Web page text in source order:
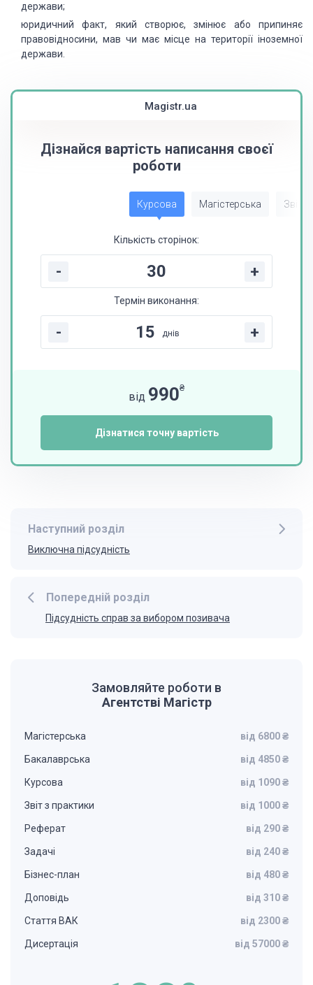
держави;
юридичний факт, який створює, змінює або припиняє
правовідносини, мав чи має місце на території іноземної
держави.
Magistr.ua
Дізнайся вартість написання своєї
роботи
Курсова Магістерська Звіт
Кількість сторінок:
- +
Термін виконання:
- днів +
від 990₴
Дізнатися точну вартість
Попередній розділ
Підсудність справ за вибором позивача
Наступний розділ
Виключна підсудність
Замовляйте роботи в
Агентстві Магістр
Магістерська від 6800 ₴
Бакалаврська від 4850 ₴
Курсова від 1090 ₴
Звіт з практики від 1000 ₴
Реферат від 290 ₴
Задачі від 240 ₴
Бізнес-план від 480 ₴
Доповідь від 310 ₴
Стаття ВАК від 2300 ₴
Дисертація від 57000 ₴